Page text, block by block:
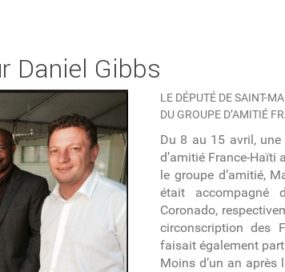
Daniel Gibbs
LE DÉPUTÉ DE SAINT-
DU GROUPE D’AMITIÉ
Du 8 au 15 avril,
d’amitié France-Haïti
le groupe d’amitié,
était accompagné
Coronado,
circonscription des
faisait également
Moins d’un an